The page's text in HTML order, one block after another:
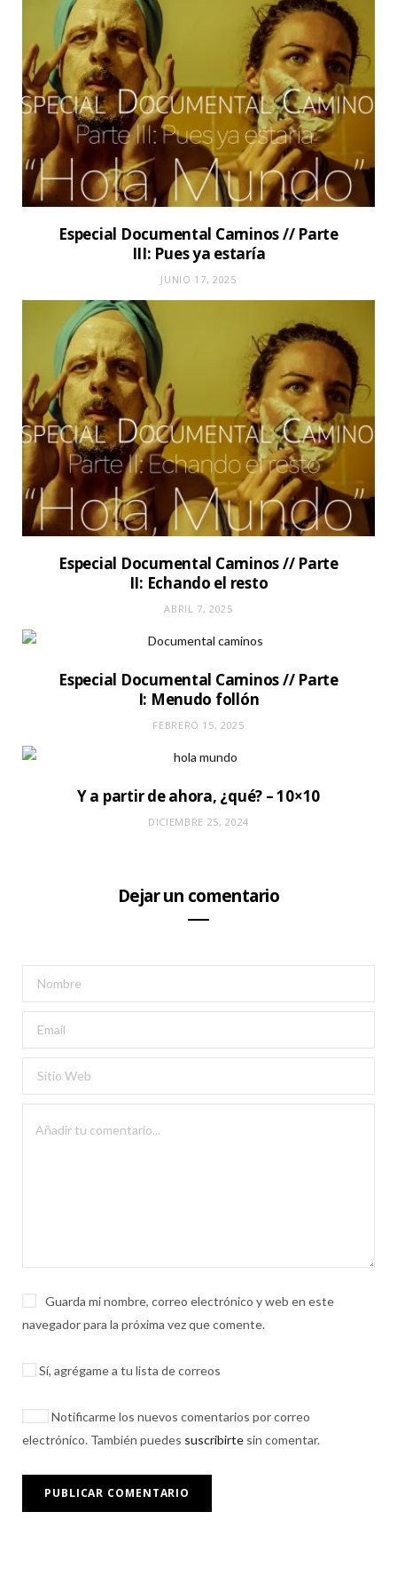
Especial Documental Caminos // Parte
III: Pues ya estaría
JUNIO 17, 2025
Especial Documental Caminos // Parte
II: Echando el resto
ABRIL 7, 2025
Especial Documental Caminos // Parte
I: Menudo follón
FEBRERO 15, 2025
Y a partir de ahora, ¿qué? – 10×10
DICIEMBRE 25, 2024
Dejar un comentario
Guarda mi nombre, correo electrónico y web en este
navegador para la próxima vez que comente.
Sí, agrégame a tu lista de correos
Notificarme los nuevos comentarios por correo
electrónico. También puedes suscribirte sin comentar.